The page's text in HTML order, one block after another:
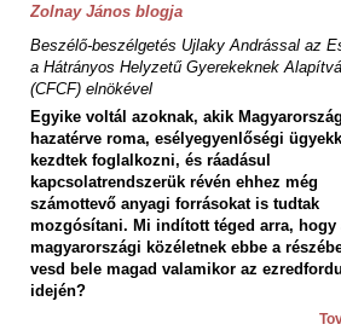
Zolnay János blogja
Beszélő-beszélgetés Ujlaky Andrással az
a Hátrányos Helyzetű Gyerekeknek
(CFCF) elnökével
Egyike voltál azoknak, akik
hazatérve roma, esélyegyenlőségi
kezdtek foglalkozni, és ráadásul
kapcsolatrendszerük révén ehhez még
számottevő anyagi forrásokat is tudtak
mozgósítani. Mi indított téged arra, hogy
magyarországi közéletnek ebbe a
vesd bele magad valamikor az
idején?